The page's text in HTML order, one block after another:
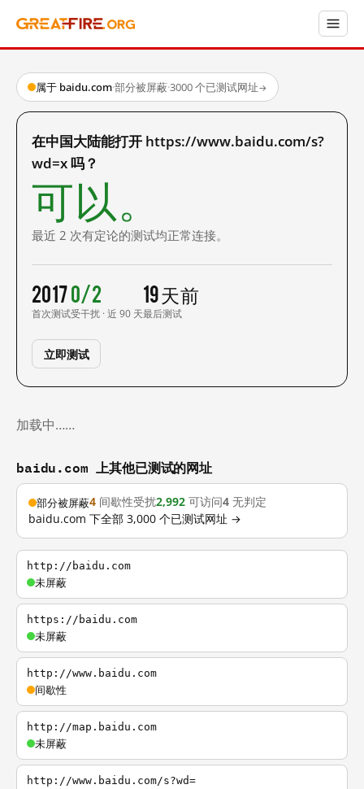
属于 baidu.com·部分被屏蔽·3000 个已测试网址→
在中国大陆能打开 https://www.baidu.com/s?
wd=x 吗？
可以。
最近 2 次有定论的测试均正常连接。
2017
首次测试
0/2
受干扰 · 近 90 天
19 天前
最后测试
立即测试
加载中……
baidu.com 上其他已测试的网址
部分被屏蔽4 间歇性受扰2,992 可访问4 无判定
baidu.com 下全部 3,000 个已测试网址 →
http://baidu.com
未屏蔽
https://baidu.com
未屏蔽
http://www.baidu.com
间歇性
http://map.baidu.com
未屏蔽
http://www.baidu.com/s?wd=